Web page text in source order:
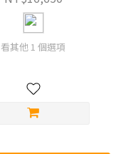
看其他 1 個選項